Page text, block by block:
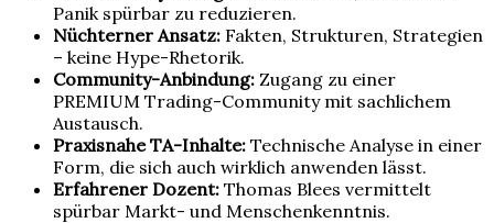
Panik spürbar zu reduzieren.
Nüchterner Ansatz: Fakten, Strukturen, Strategien
– keine Hype-Rhetorik.
Community-Anbindung: Zugang zu einer
PREMIUM Trading-Community mit sachlichem
Austausch.
Praxisnahe TA-Inhalte: Technische Analyse in einer
Form, die sich auch wirklich anwenden lässt.
Erfahrener Dozent: Thomas Blees vermittelt
spürbar Markt- und Menschenkenntnis.